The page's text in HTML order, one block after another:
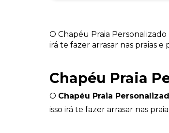
O Chapéu Praia
irá te fazer arrasar nas praias e
Chapéu Praia
O Chapéu Praia
isso irá te fazer arrasar nas